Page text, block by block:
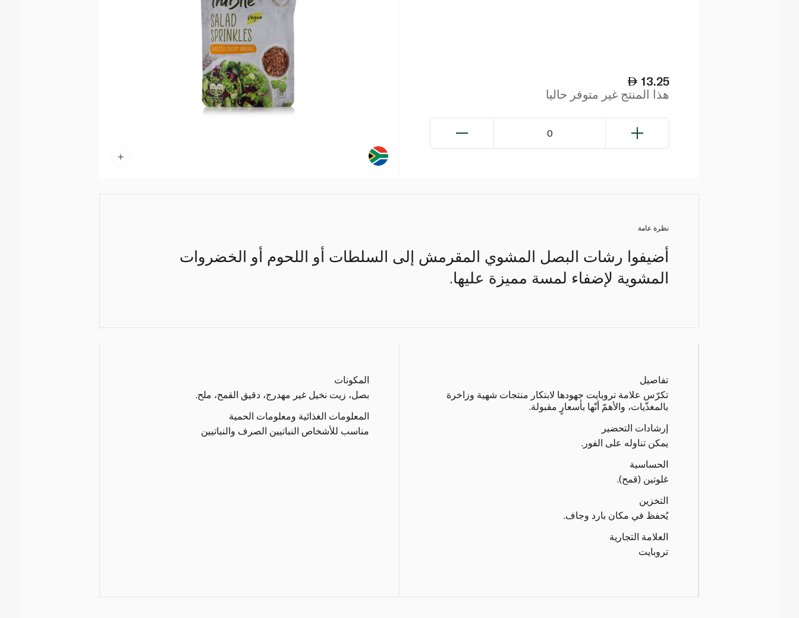
13.25
هذا المنتج غير متوفر حاليا
0
نظرة عامة
أضيفوا رشات البصل المشوي المقرمش إلى السلطات أو اللحوم أو الخضروات
المشوية لإضفاء لمسة مميزة عليها.
تفاصيل
تكرّس علامة تروبايت جهودها لابتكار منتجات شهية وزاخرة
بالمغذّيات، والأهمّ أنّها بأسعارٍ مقبولة.
إرشادات التحضير
يمكن تناوله على الفور.
الحساسية
غلوتين (قمح).
التخزين
يُحفظ في مكان بارد وجاف.
العلامة التجارية
تروبايت
المكونات
بصل، زيت نخيل غير مهدرج، دقيق القمح، ملح.
المعلومات الغذائية ومعلومات الحمية
مناسب للأشخاص النباتيين الصرف والنباتيين